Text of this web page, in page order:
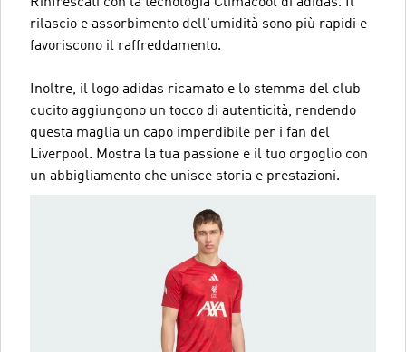
rilascio e assorbimento dell'umidità sono più rapidi e
favoriscono il raffreddamento.
Inoltre, il logo adidas ricamato e lo stemma del club
cucito aggiungono un tocco di autenticità, rendendo
questa maglia un capo imperdibile per i fan del
Liverpool. Mostra la tua passione e il tuo orgoglio con
un abbigliamento che unisce storia e prestazioni.